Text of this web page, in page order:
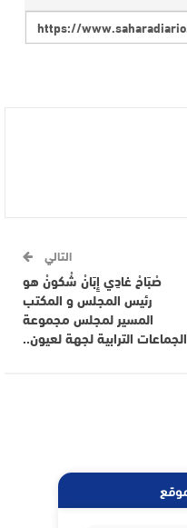
التالي
صْبَاحْ غادِي إِبَانْ شْكونْ هو
رئيس المجلس و المكتب
المسير لمجلس مجموعة
الجماعات الترابية لجهة لعيون..